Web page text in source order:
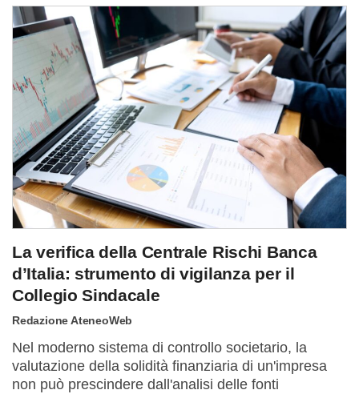
La verifica della Centrale Rischi Banca
d’Italia: strumento di vigilanza per il
Collegio Sindacale
Redazione AteneoWeb
Nel moderno sistema di controllo societario, la
valutazione della solidità finanziaria di un'impresa
non può prescindere dall'analisi delle fonti